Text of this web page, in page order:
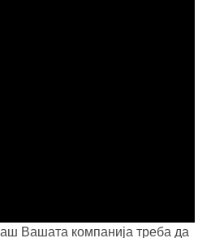
Вашата компанија треба да